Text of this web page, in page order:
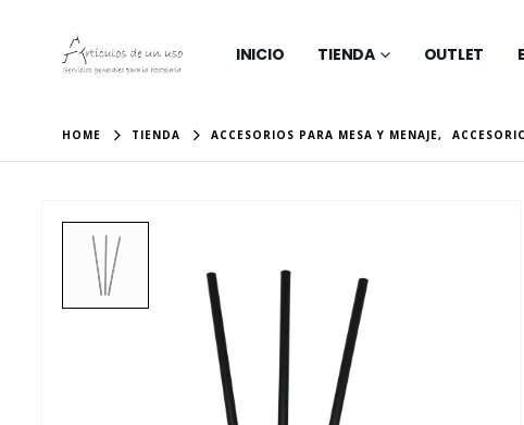
INICIO TIENDA OUTLET
HOME TIENDA ACCESORIOS PARA MESA Y MENAJE,